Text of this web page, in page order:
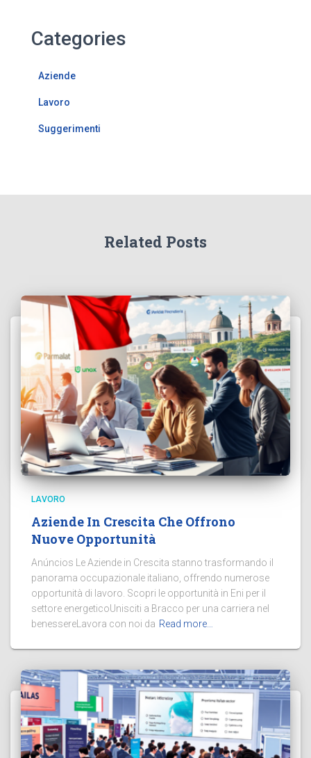
Categories
Aziende
Lavoro
Suggerimenti
Related Posts
LAVORO
Aziende In Crescita Che Offrono
Nuove Opportunità
Anúncios Le Aziende in Crescita stanno trasformando il
panorama occupazionale italiano, offrendo numerose
opportunità di lavoro. Scopri le opportunità in Eni per il
settore energeticoUnisciti a Bracco per una carriera nel
benessereLavora con noi da Read more…